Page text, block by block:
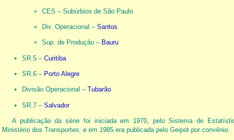
CES – Subúrbios de São Paulo
Div. Operacional – Santos
Sup. de Produção – Bauru
SR.5 – Curitiba
SR.6 – Porto Alegre
Divisão Operacional – Tubarão
SR.7 – Salvador
A publicação da série foi iniciada em 1970, pelo Sistema de
Ministério dos Transportes; e em 1985 era publicada pelo Geipot por convênio.